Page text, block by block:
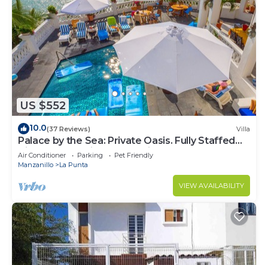
US $552
10.0(37 Reviews) Villa
Palace by the Sea: Private Oasis. Fully Staffed
Villa, Breathtaking Ocean Views.
Air Conditioner Parking
Pet Friendly
Manzanillo
La Punta
VIEW AVAILABILITY